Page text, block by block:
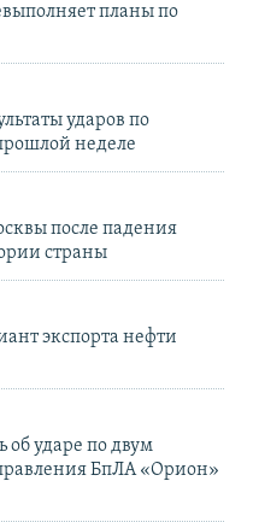
планы по
ударов по
неделе
после падения
страны
экспорта нефти
ударе по двум
БпЛА «Орион»